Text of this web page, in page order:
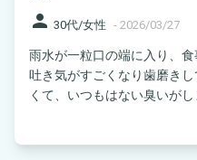
person 30代/女性 - 2026/03/27
雨水が一粒口の端に入り、
吐き気がすごくなり歯磨き
くて、いつもはない臭いがし